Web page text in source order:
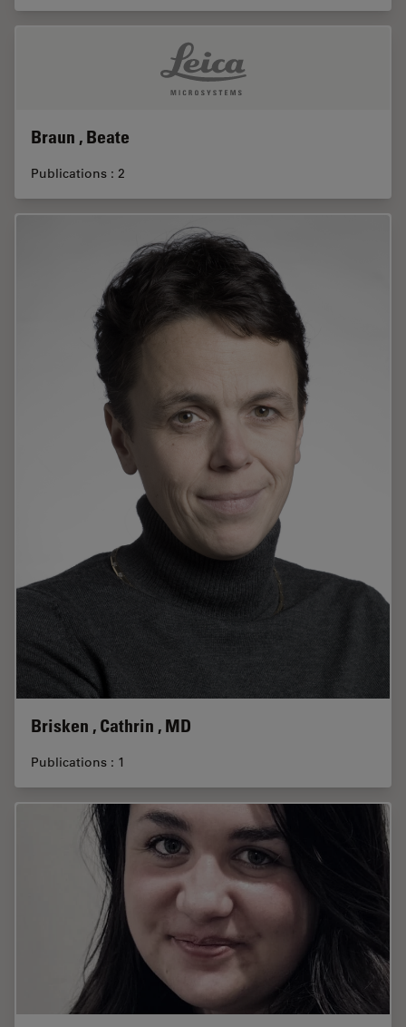
Braun , Beate
Publications : 2
Brisken , Cathrin , MD
Publications : 1